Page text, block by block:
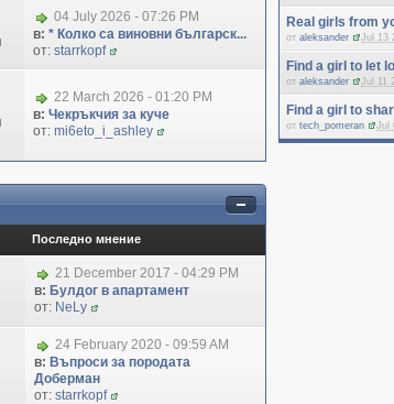
Real girls from
отaleksander Jul 13
Find a girl to let
отaleksander Jul 11
Find a girl to
отtech_pomeran Jul
04 July 2026 - 07:26 PM
в: * Колко са виновни българск...
от: starrkopf
22 March 2026 - 01:20 PM
в: Чекръкчия за куче
от: mi6eto_i_ashley
Последно мнение
21 December 2017 - 04:29 PM
в: Булдог в апартамент
от: NeLy
24 February 2020 - 09:59 AM
в: Въпроси за породата
Доберман
от: starrkopf